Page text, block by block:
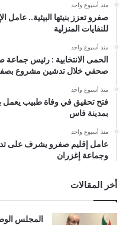
منذ أسبوع واحد
صفرو تعزز بنيتها البيئية..
للنفايات المنزلية
منذ أسبوع واحد
الحمى الانتخابية : رئيس
صحفي خلال تدشين مشروع
منذ أسبوع واحد
فتح تحقيق في وفاة طبيب
بمدينة فاس
منذ أسبوع واحد
عامل إقليم صفرو يشرف على
وجماعة إغزران
أخر المقالات
المجلس